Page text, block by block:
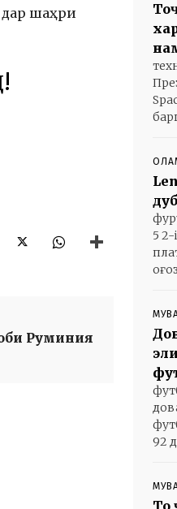
шаҳри
Руминия
5 2-
92
То